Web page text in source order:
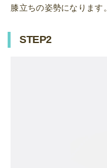
膝立ちの姿勢になります。
STEP2